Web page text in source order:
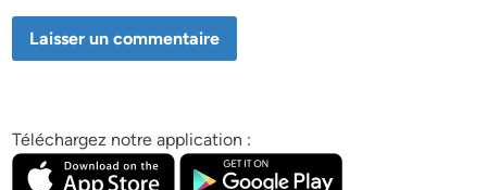
Téléchargez notre application :